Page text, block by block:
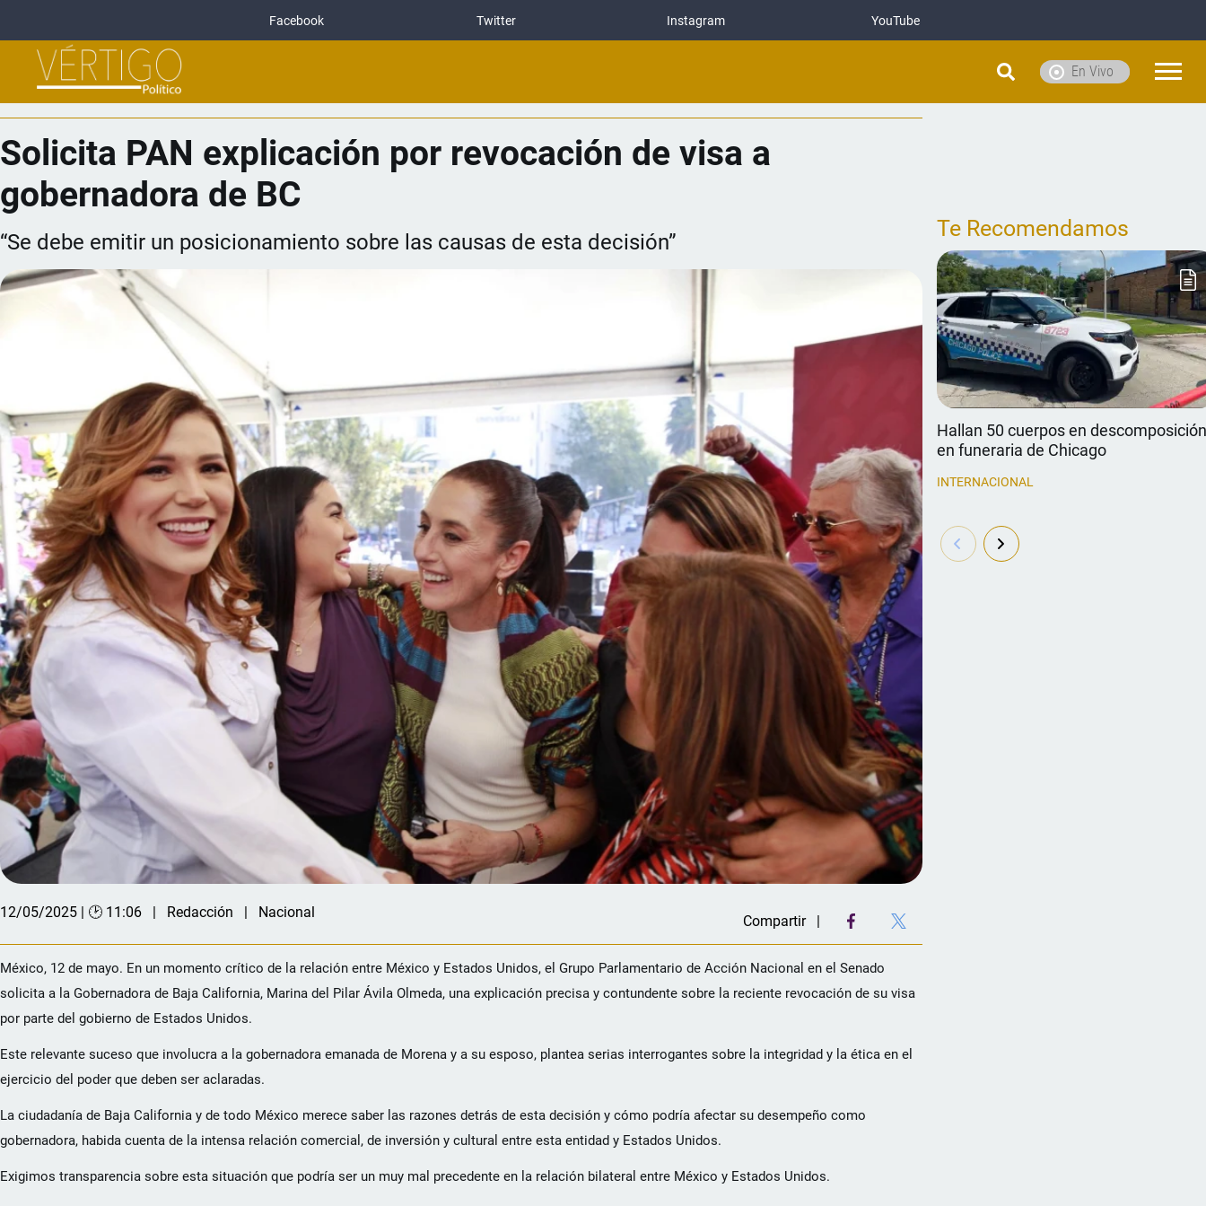
Facebook Twitter Instagram YouTube
En Vivo
Solicita PAN explicación por revocación de visa a
gobernadora de BC
“Se debe emitir un posicionamiento sobre las causas de esta decisión”
12/05/2025 | 🕑 11:06 Redacción Nacional
Compartir
México, 12 de mayo. En un momento crítico de la relación entre México y Estados Unidos, el Grupo Parlamentario de Acción Nacional en el Senado
solicita a la Gobernadora de Baja California, Marina del Pilar Ávila Olmeda, una explicación precisa y contundente sobre la reciente revocación de su visa
por parte del gobierno de Estados Unidos.
Este relevante suceso que involucra a la gobernadora emanada de Morena y a su esposo, plantea serias interrogantes sobre la integridad y la ética en el
ejercicio del poder que deben ser aclaradas.
La ciudadanía de Baja California y de todo México merece saber las razones detrás de esta decisión y cómo podría afectar su desempeño como
gobernadora, habida cuenta de la intensa relación comercial, de inversión y cultural entre esta entidad y Estados Unidos.
Exigimos transparencia sobre esta situación que podría ser un muy mal precedente en la relación bilateral entre México y Estados Unidos.
Te Recomendamos
Hallan 50 cuerpos en
en funeraria de Chicago
INTERNACIONAL